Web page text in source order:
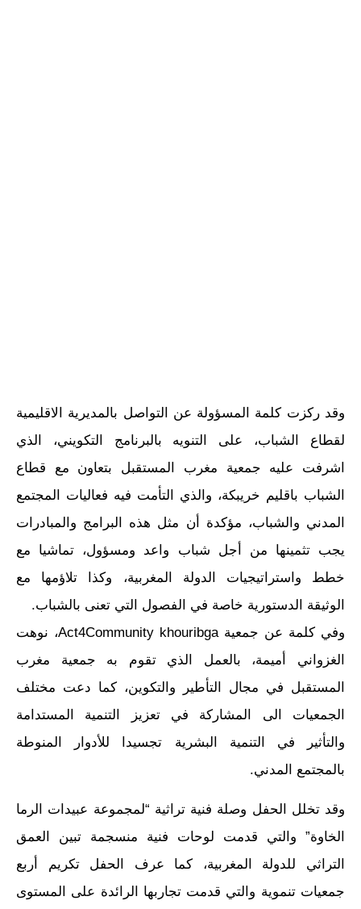
وقد ركزت كلمة المسؤولة عن التواصل بالمديرية الاقليمية
لقطاع الشباب، على التنويه بالبرنامج التكويني، الذي
اشرفت عليه جمعية مغرب المستقبل بتعاون مع قطاع
الشباب باقليم خريبكة، والذي التأمت فيه فعاليات المجتمع
المدني والشباب، مؤكدة أن مثل هذه البرامج والمبادرات
يجب تثمينها من أجل شباب واعد ومسؤول، تماشيا مع
خطط واستراتيجيات الدولة المغربية، وكذا تلاؤمها مع
الوثيقة الدستورية خاصة في الفصول التي تعنى بالشباب.
وفي كلمة عن جمعية Act4Community khouribga، نوهت
الغزواني أميمة، بالعمل الذي تقوم به جمعية مغرب
المستقبل في مجال التأطير والتكوين، كما دعت مختلف
الجمعيات الى المشاركة في تعزيز التنمية المستدامة
والتأثير في التنمية البشرية تجسيدا للأدوار المنوطة
بالمجتمع المدني.
وقد تخلل الحفل وصلة فنية تراثية “لمجموعة عبيدات الرما
الخاوة” والتي قدمت لوحات فنية منسجمة تبين العمق
التراثي للدولة المغربية، كما عرف الحفل تكريم أربع
جمعيات تنموية والتي قدمت تجاربها الرائدة على المستوى